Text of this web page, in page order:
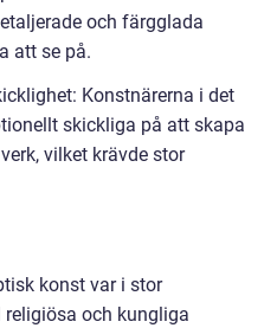
och färgglada
att se på.
Konstnärerna i det
skickliga på att skapa
vilket krävde stor
konst var i stor
och kungliga